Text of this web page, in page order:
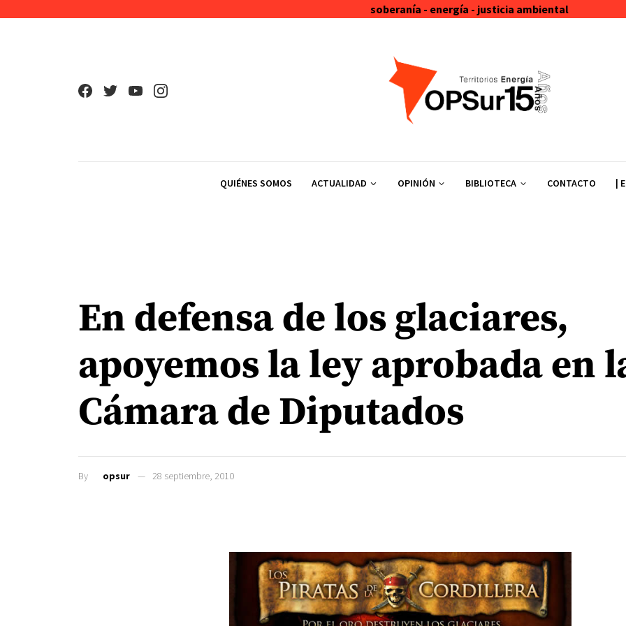
soberanía - energía - justicia ambiental
QUIÉNES SOMOS ACTUALIDAD OPINIÓN BIBLIOTECA CONTACTO |
En defensa de los glaciares,
apoyemos la ley aprobada en
Cámara de Diputados
By opsur 28 septiembre, 2010